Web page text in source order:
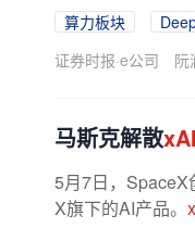
算力板块
证券时报·e公司
阮
马斯克解散xAI
5月7日，SpaceX
X旗下的AI产品。